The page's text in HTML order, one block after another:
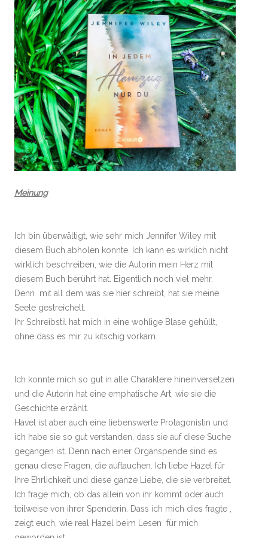
Meinung
Ich bin überwältigt, wie sehr mich Jennifer Wiley mit
diesem Buch abholen konnte. Ich kann es wirklich nicht
wirklich beschreiben, wie die Autorin mein Herz mit
diesem Buch berührt hat. Eigentlich noch viel mehr.
Denn mit all dem was sie hier schreibt, hat sie meine
Seele gestreichelt.
Ihr Schreibstil hat mich in eine wohlige Blase gehüllt,
ohne dass es mir zu kitschig vorkam.
Ich konnte mich so gut in alle Charaktere hineinversetzen
und die Autorin hat eine emphatische Art, wie sie die
Geschichte erzählt.
Havel ist aber auch eine liebenswerte Protagonistin und
ich habe sie so gut verstanden, dass sie auf diese Suche
gegangen ist. Denn nach einer Organspende sind es
genau diese Fragen, die auftauchen. Ich liebe Hazel für
Ihre Ehrlichkeit und diese ganze Liebe, die sie verbreitet.
Ich frage mich, ob das allein von ihr kommt oder auch
teilweise von ihrer Spenderin. Dass ich mich dies fragte ,
zeigt euch, wie real Hazel beim Lesen für mich